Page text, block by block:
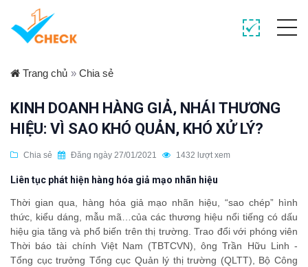
Trang chủ » Chia sẻ
KINH DOANH HÀNG GIẢ, NHÁI THƯƠNG
HIỆU: VÌ SAO KHÓ QUẢN, KHÓ XỬ LÝ?
Chia sẻ Đăng ngày 27/01/2021 1432 lượt xem
Liên tục phát hiện hàng hóa giả mạo nhãn hiệu
Thời gian qua, hàng hóa giả mạo nhãn hiệu, “sao chép” hình
thức, kiểu dáng, mẫu mã…của các thương hiệu nổi tiếng có dấu
hiệu gia tăng và phổ biến trên thị trường. Trao đổi với phóng viên
Thời báo tài chính Việt Nam (TBTCVN), ông Trần Hữu Linh -
Tổng cục trưởng Tổng cục Quản lý thị trường (QLTT), Bộ Công